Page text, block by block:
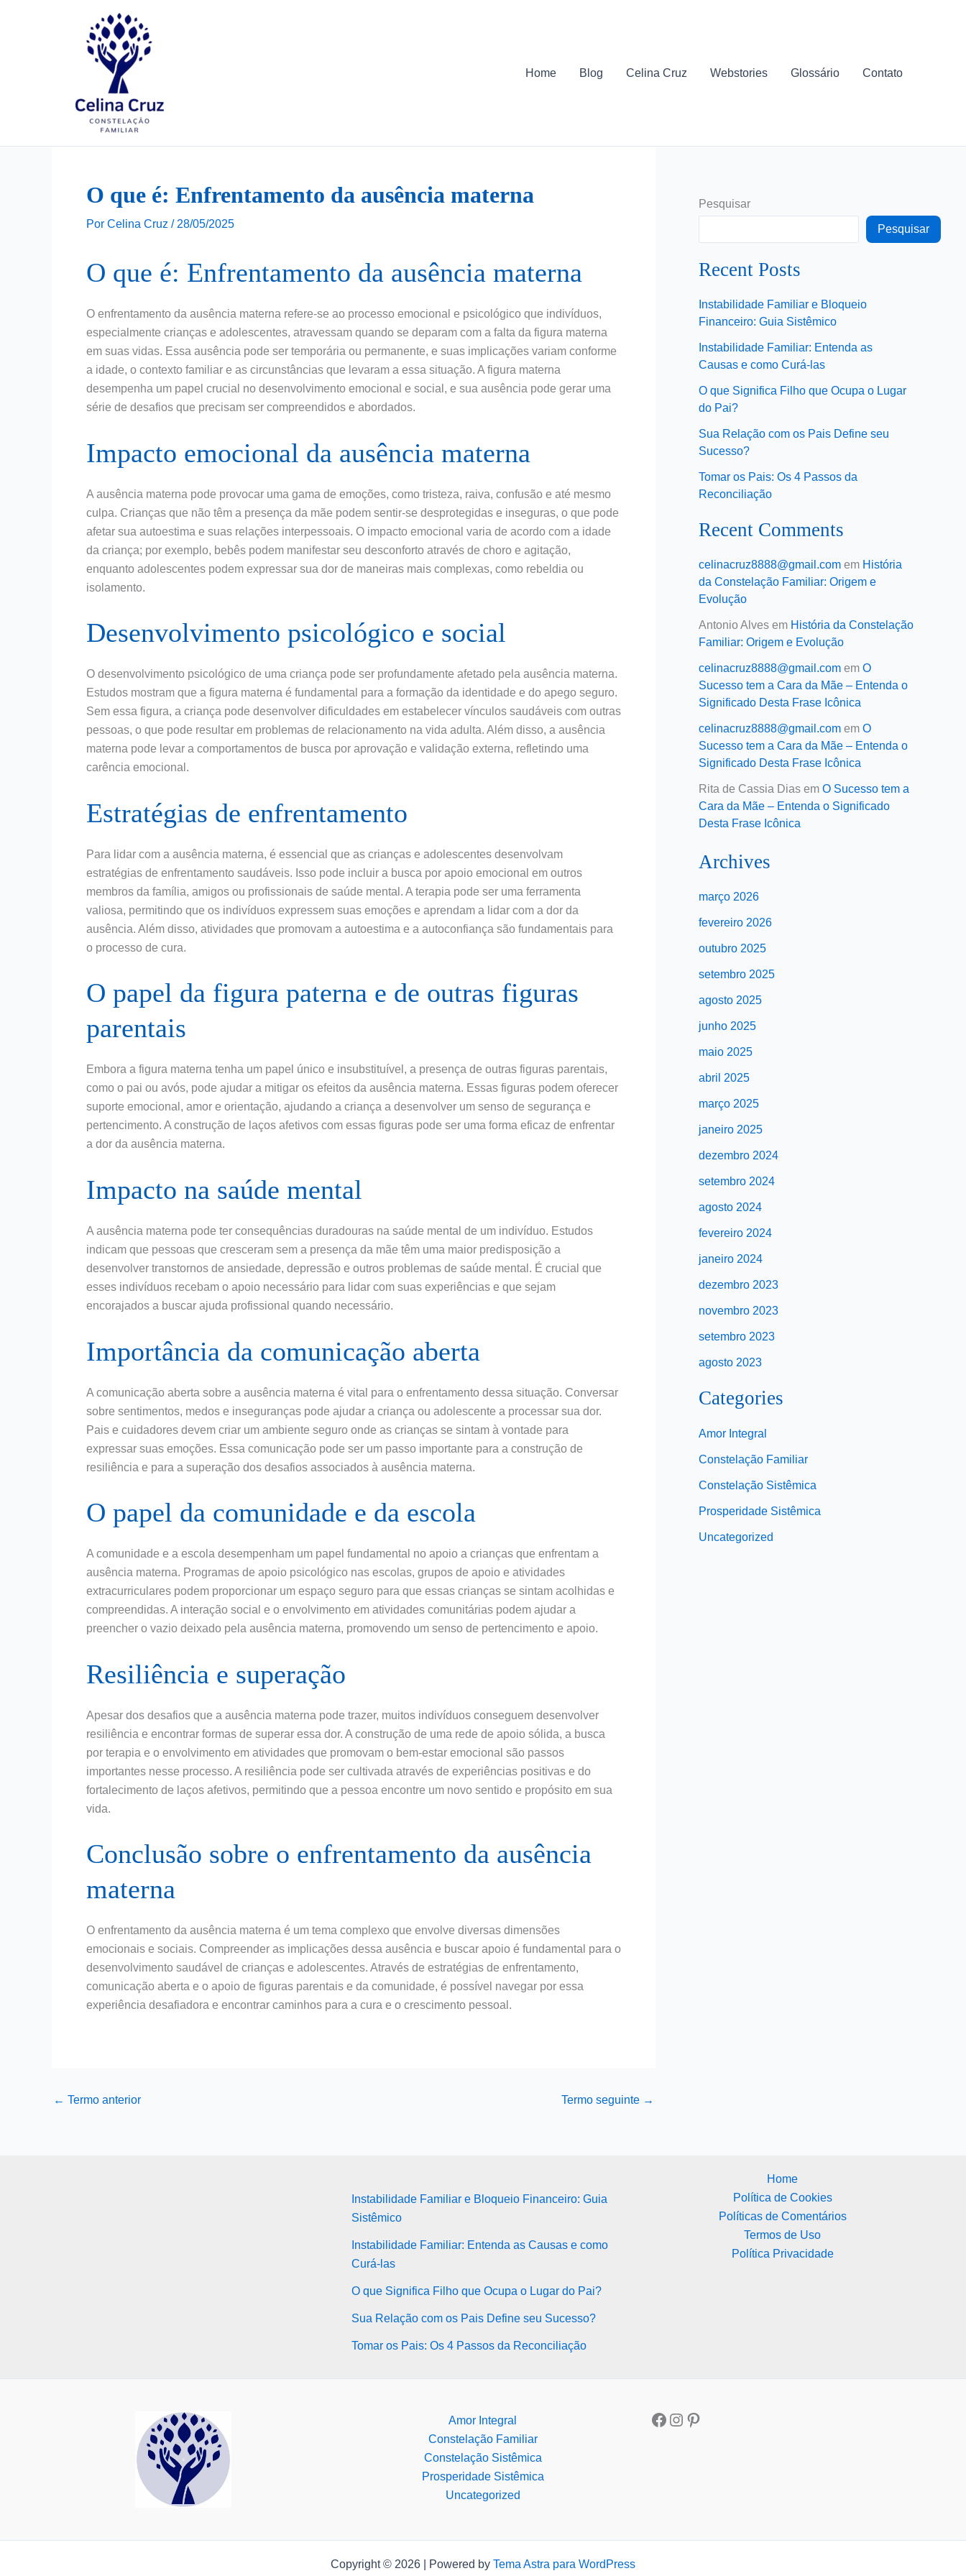
Home Blog Celina Cruz Webstories Glossário Contato
O que é: Enfrentamento da ausência materna
Por Celina Cruz / 28/05/2025
O que é: Enfrentamento da ausência materna
O enfrentamento da ausência materna refere-se ao processo emocional e psicológico que indivíduos,
especialmente crianças e adolescentes, atravessam quando se deparam com a falta da figura materna
em suas vidas. Essa ausência pode ser temporária ou permanente, e suas implicações variam conforme
a idade, o contexto familiar e as circunstâncias que levaram a essa situação. A figura materna
desempenha um papel crucial no desenvolvimento emocional e social, e sua ausência pode gerar uma
série de desafios que precisam ser compreendidos e abordados.
Impacto emocional da ausência materna
A ausência materna pode provocar uma gama de emoções, como tristeza, raiva, confusão e até mesmo
culpa. Crianças que não têm a presença da mãe podem sentir-se desprotegidas e inseguras, o que pode
afetar sua autoestima e suas relações interpessoais. O impacto emocional varia de acordo com a idade
da criança; por exemplo, bebês podem manifestar seu desconforto através de choro e agitação,
enquanto adolescentes podem expressar sua dor de maneiras mais complexas, como rebeldia ou
isolamento.
Desenvolvimento psicológico e social
O desenvolvimento psicológico de uma criança pode ser profundamente afetado pela ausência materna.
Estudos mostram que a figura materna é fundamental para a formação da identidade e do apego seguro.
Sem essa figura, a criança pode desenvolver dificuldades em estabelecer vínculos saudáveis com outras
pessoas, o que pode resultar em problemas de relacionamento na vida adulta. Além disso, a ausência
materna pode levar a comportamentos de busca por aprovação e validação externa, refletindo uma
carência emocional.
Estratégias de enfrentamento
Para lidar com a ausência materna, é essencial que as crianças e adolescentes desenvolvam
estratégias de enfrentamento saudáveis. Isso pode incluir a busca por apoio emocional em outros
membros da família, amigos ou profissionais de saúde mental. A terapia pode ser uma ferramenta
valiosa, permitindo que os indivíduos expressem suas emoções e aprendam a lidar com a dor da
ausência. Além disso, atividades que promovam a autoestima e a autoconfiança são fundamentais para
o processo de cura.
O papel da figura paterna e de outras figuras
parentais
Embora a figura materna tenha um papel único e insubstituível, a presença de outras figuras parentais,
como o pai ou avós, pode ajudar a mitigar os efeitos da ausência materna. Essas figuras podem oferecer
suporte emocional, amor e orientação, ajudando a criança a desenvolver um senso de segurança e
pertencimento. A construção de laços afetivos com essas figuras pode ser uma forma eficaz de enfrentar
a dor da ausência materna.
Impacto na saúde mental
A ausência materna pode ter consequências duradouras na saúde mental de um indivíduo. Estudos
indicam que pessoas que cresceram sem a presença da mãe têm uma maior predisposição a
desenvolver transtornos de ansiedade, depressão e outros problemas de saúde mental. É crucial que
esses indivíduos recebam o apoio necessário para lidar com suas experiências e que sejam
encorajados a buscar ajuda profissional quando necessário.
Importância da comunicação aberta
A comunicação aberta sobre a ausência materna é vital para o enfrentamento dessa situação. Conversar
sobre sentimentos, medos e inseguranças pode ajudar a criança ou adolescente a processar sua dor.
Pais e cuidadores devem criar um ambiente seguro onde as crianças se sintam à vontade para
expressar suas emoções. Essa comunicação pode ser um passo importante para a construção de
resiliência e para a superação dos desafios associados à ausência materna.
O papel da comunidade e da escola
A comunidade e a escola desempenham um papel fundamental no apoio a crianças que enfrentam a
ausência materna. Programas de apoio psicológico nas escolas, grupos de apoio e atividades
extracurriculares podem proporcionar um espaço seguro para que essas crianças se sintam acolhidas e
compreendidas. A interação social e o envolvimento em atividades comunitárias podem ajudar a
preencher o vazio deixado pela ausência materna, promovendo um senso de pertencimento e apoio.
Resiliência e superação
Apesar dos desafios que a ausência materna pode trazer, muitos indivíduos conseguem desenvolver
resiliência e encontrar formas de superar essa dor. A construção de uma rede de apoio sólida, a busca
por terapia e o envolvimento em atividades que promovam o bem-estar emocional são passos
importantes nesse processo. A resiliência pode ser cultivada através de experiências positivas e do
fortalecimento de laços afetivos, permitindo que a pessoa encontre um novo sentido e propósito em sua
vida.
Conclusão sobre o enfrentamento da ausência
materna
O enfrentamento da ausência materna é um tema complexo que envolve diversas dimensões
emocionais e sociais. Compreender as implicações dessa ausência e buscar apoio é fundamental para o
desenvolvimento saudável de crianças e adolescentes. Através de estratégias de enfrentamento,
comunicação aberta e o apoio de figuras parentais e da comunidade, é possível navegar por essa
experiência desafiadora e encontrar caminhos para a cura e o crescimento pessoal.
← Termo anterior Termo seguinte →
Pesquisar
Pesquisar
Recent Posts
Instabilidade Familiar e Bloqueio
Financeiro: Guia Sistêmico
Instabilidade Familiar: Entenda as
Causas e como Curá-las
O que Significa Filho que Ocupa o Lugar
do Pai?
Sua Relação com os Pais Define seu
Sucesso?
Tomar os Pais: Os 4 Passos da
Reconciliação
Recent Comments
celinacruz8888@gmail.com em História
da Constelação Familiar: Origem e
Evolução
Antonio Alves em História da Constelação
Familiar: Origem e Evolução
celinacruz8888@gmail.com em O
Sucesso tem a Cara da Mãe – Entenda o
Significado Desta Frase Icônica
celinacruz8888@gmail.com em O
Sucesso tem a Cara da Mãe – Entenda o
Significado Desta Frase Icônica
Rita de Cassia Dias em O Sucesso tem a
Cara da Mãe – Entenda o Significado
Desta Frase Icônica
Archives
março 2026
fevereiro 2026
outubro 2025
setembro 2025
agosto 2025
junho 2025
maio 2025
abril 2025
março 2025
janeiro 2025
dezembro 2024
setembro 2024
agosto 2024
fevereiro 2024
janeiro 2024
dezembro 2023
novembro 2023
setembro 2023
agosto 2023
Categories
Amor Integral
Constelação Familiar
Constelação Sistêmica
Prosperidade Sistêmica
Uncategorized
Instabilidade Familiar e Bloqueio Financeiro: Guia
Sistêmico
Instabilidade Familiar: Entenda as Causas e como
Curá-las
O que Significa Filho que Ocupa o Lugar do Pai?
Sua Relação com os Pais Define seu Sucesso?
Tomar os Pais: Os 4 Passos da Reconciliação
Home
Política de Cookies
Políticas de Comentários
Termos de Uso
Política Privacidade
Amor Integral
Constelação Familiar
Constelação Sistêmica
Prosperidade Sistêmica
Uncategorized
Copyright © 2026 | Powered by Tema Astra para WordPress